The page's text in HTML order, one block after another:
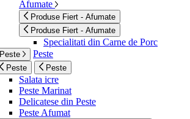
Afumate
Produse Fiert - Afumate
Produse Fiert - Afumate
Specialitati din Carne de Porc
Peste Peste
Peste Peste
Salata icre
Peste Marinat
Delicatese din Peste
Peste Afumat